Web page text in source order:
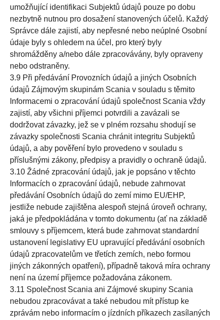
umožňující identifikaci Subjektů údajů pouze po dobu
nezbytně nutnou pro dosažení stanovených účelů. Každý
Správce dále zajistí, aby nepřesné nebo neúplné Osobní
údaje byly s ohledem na účel, pro který byly
shromážděny a/nebo dále zpracovávány, byly opraveny
nebo odstraněny.
3.9 Při předávání Provozních údajů a jiných Osobních
údajů Zájmovým skupinám Scania v souladu s těmito
Informacemi o zpracování údajů společnost Scania vždy
zajistí, aby všichni příjemci potvrdili a zavázali se
dodržovat závazky, jež se v plném rozsahu shodují se
závazky společnosti Scania chránit integritu Subjektů
údajů, a aby pověření bylo provedeno v souladu s
příslušnými zákony, předpisy a pravidly o ochraně údajů.
3.10 Žádné zpracování údajů, jak je popsáno v těchto
Informacích o zpracování údajů, nebude zahrnovat
předávání Osobních údajů do zemí mimo EU/EHP,
jestliže nebude zajištěna alespoň stejná úroveň ochrany,
jaká je předpokládána v tomto dokumentu (ať na základě
smlouvy s příjemcem, která bude zahrnovat standardní
ustanovení legislativy EU upravující předávání osobních
údajů zpracovatelům ve třetích zemích, nebo formou
jiných zákonných opatření), případně taková míra ochrany
není na území příjemce požadována zákonem.
3.11 Společnost Scania ani Zájmové skupiny Scania
nebudou zpracovávat a také nebudou mít přístup ke
zprávám nebo informacím o jízdních příkazech zasílaných